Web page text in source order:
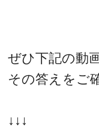
ぜひ下記の動
その答えをご
↓↓↓